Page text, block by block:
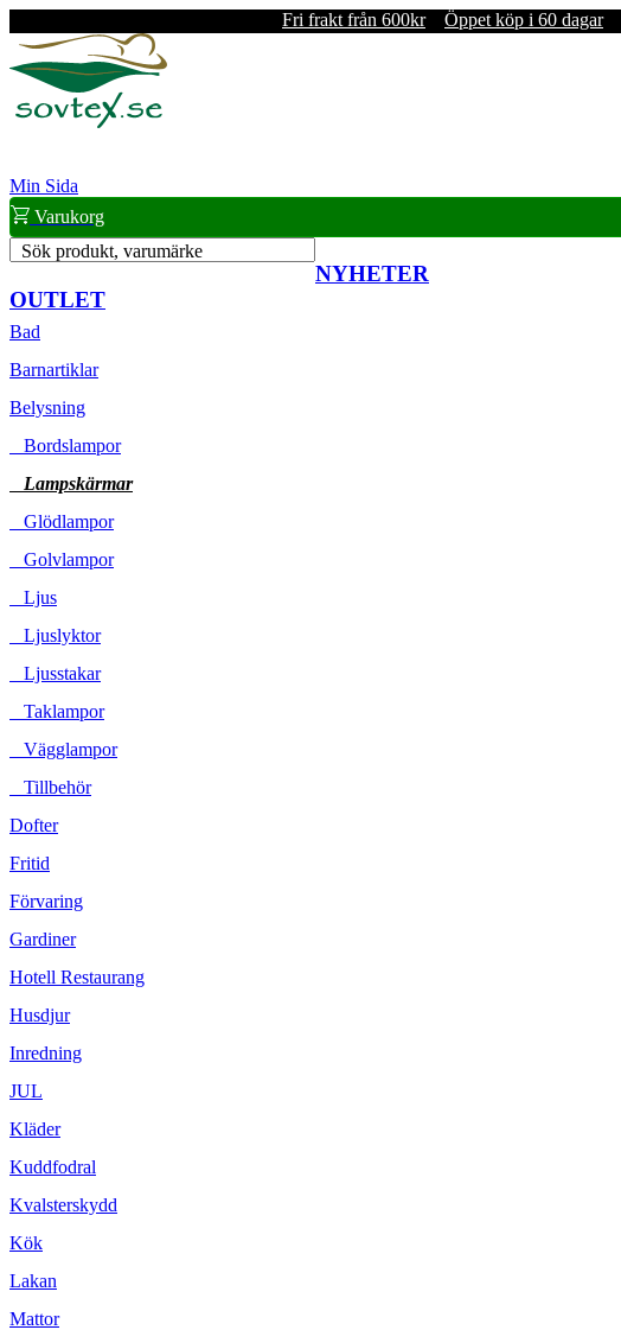
Fri frakt från 600kr Öppet köp i 60 dagar
Min Sida
Varukorg
Sök produkt, varumärke
NYHETER
OUTLET
Bad
Barnartiklar
Belysning
Bordslampor
Lampskärmar
Glödlampor
Golvlampor
Ljus
Ljuslyktor
Ljusstakar
Taklampor
Vägglampor
Tillbehör
Dofter
Fritid
Förvaring
Gardiner
Hotell Restaurang
Husdjur
Inredning
JUL
Kläder
Kuddfodral
Kvalsterskydd
Kök
Lakan
Mattor